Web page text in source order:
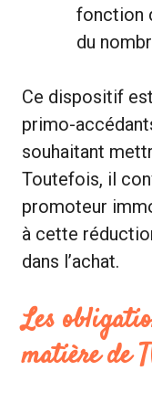
fonction
du
Ce dispositif
primo-
souhaitant
Toutefois, il
promoteur
à cette
dans l’achat.
Les
matière de